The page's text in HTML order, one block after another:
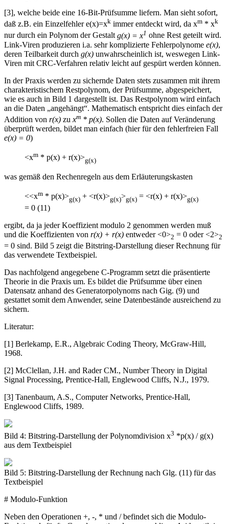
[3], welche beide eine 16-Bit-Prüfsumme liefern. Man sieht sofort,
daß z.B. ein Einzelfehler e(x)=xk immer entdeckt wird, da xm * xk
nur durch ein Polynom der Gestaltg(x) = x1 ohne Rest geteilt wird.
Link-Viren produzieren i.a. sehr komplizierte Fehlerpolynome e(x),
deren Teilbarkeit durch g(x) unwahrscheinlich ist, weswegen Link-
Viren mit CRC-Verfahren relativ leicht auf gespürt werden können.
In der Praxis werden zu sichernde Daten stets zusammen mit ihrem
charakteristischem Restpolynom, der Prüfsumme, abgespeichert,
wie es auch in Bild 1 dargestellt ist. Das Restpolynom wird einfach
an die Daten „angehängt“. Mathematisch entspricht dies einfach der
Addition von r(x) zu xm * p(x). Sollen die Daten auf Veränderung
überprüft werden, bildet man einfach (hier für den fehlerfreien Fall
e(x) = 0)
<xm * p(x) + r(x)>g(x)
was gemäß den Rechenregeln aus dem Erläuterungskasten
<<xm * p(x)>g(x) + <r(x)>g(x)>g(x) = <r(x) + r(x)>g(x)
= 0 (11)
ergibt, da ja jeder Koeffizient modulo 2 genommen werden muß
und die Koeffizienten von r(x) + r(x) entweder <0>2 = 0 oder <2>2
= 0 sind. Bild 5 zeigt die Bitstring-Darstellung dieser Rechnung für
das verwendete Textbeispiel.
Das nachfolgend angegebene C-Programm setzt die präsentierte
Theorie in die Praxis um. Es bildet die Prüfsumme über einen
Datensatz anhand des Generatorpolynoms nach Gig. (9) und
gestattet somit dem Anwender, seine Datenbestände ausreichend zu
sichern.
Literatur:
[1] Berlekamp, E.R., Algebraic Coding Theory, McGraw-Hill,
1968.
[2] McClellan, J.H. and Rader CM., Number Theory in Digital
Signal Processing, Prentice-Hall, Englewood Cliffs, N.J., 1979.
[3] Tanenbaum, A.S., Computer Networks, Prentice-Hall,
Englewood Cliffs, 1989.
Bild 4: Bitstring-Darstellung der Polynomdivision x3 *p(x) / g(x)
aus dem Textbeispiel
Bild 5: Bitstring-Darstellung der Rechnung nach Glg. (11) für das
Textbeispiel
# Modulo-Funktion
Neben den Operationen +, -, * und / befindet sich die Modulo-